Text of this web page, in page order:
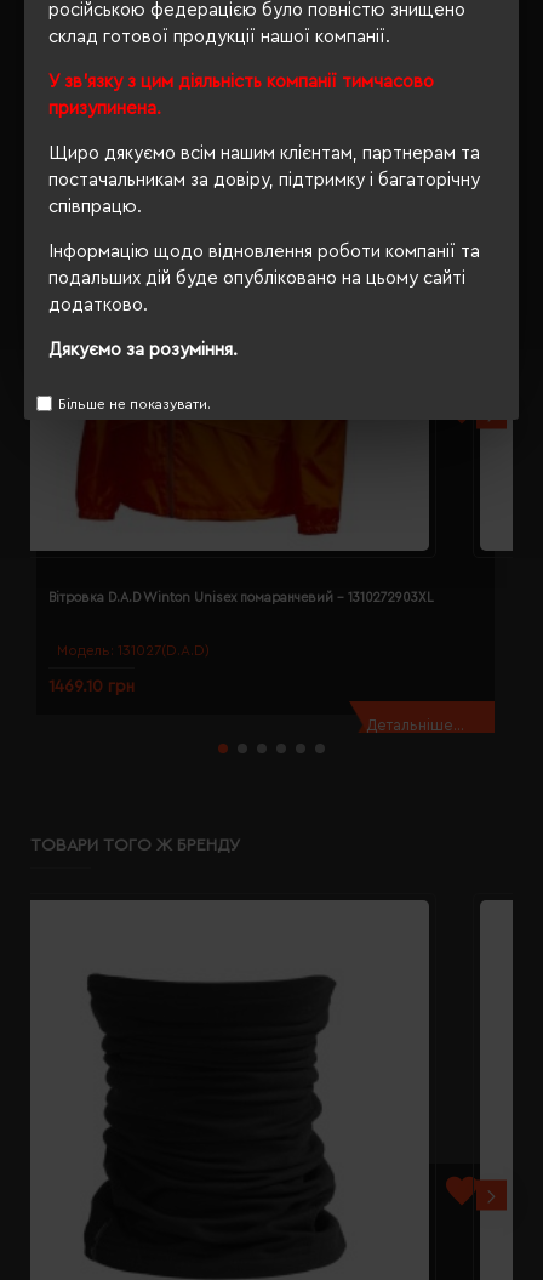
російською федерацією було повністю знищено
склад готової продукції нашої компанії.
У зв'язку з цим діяльність компанії тимчасово
призупинена.
Щиро дякуємо всім нашим клієнтам, партнерам та
постачальникам за довіру, підтримку і багаторічну
співпрацю.
Інформацію щодо відновлення роботи компанії та
подальших дій буде опубліковано на цьому сайті
додатково.
Дякуємо за розуміння.
Більше не показувати.
Модель: 131027(D.A.D)
Вітровка D.A.D Winton Unisex помаранчевий - 1310272903XL
1469.10 грн
Детальніше...
ТОВАРИ ТОГО Ж БРЕНДУ